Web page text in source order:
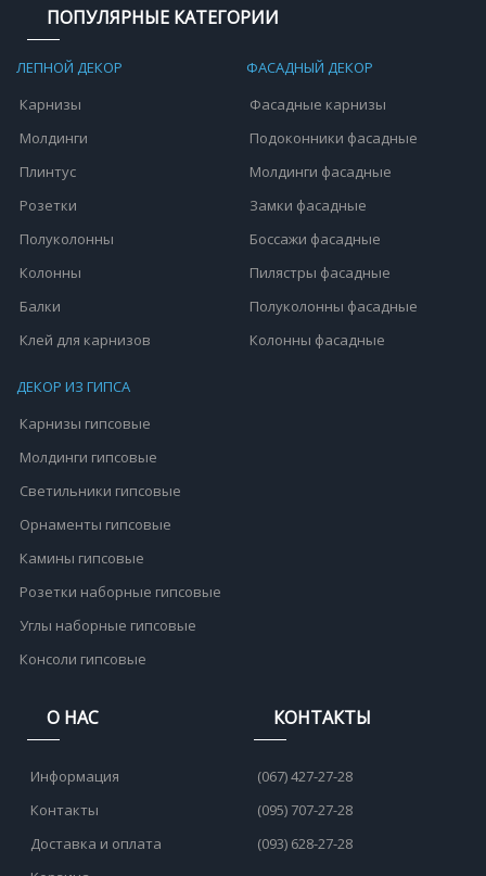
ПОПУЛЯРНЫЕ КАТЕГОРИИ
ЛЕПНОЙ ДЕКОР
Карнизы
Молдинги
Плинтус
Розетки
Полуколонны
Колонны
Балки
Клей для карнизов
ФАСАДНЫЙ ДЕКОР
Фасадные карнизы
Подоконники фасадные
Молдинги фасадные
Замки фасадные
Боссажи фасадные
Пилястры фасадные
Полуколонны фасадные
Колонны фасадные
ДЕКОР ИЗ ГИПСА
Карнизы гипсовые
Молдинги гипсовые
Светильники гипсовые
Орнаменты гипсовые
Камины гипсовые
Розетки наборные гипсовые
Углы наборные гипсовые
Консоли гипсовые
О НАС
Информация
Контакты
Доставка и оплата
КОНТАКТЫ
(067) 427-27-28
(095) 707-27-28
(093) 628-27-28